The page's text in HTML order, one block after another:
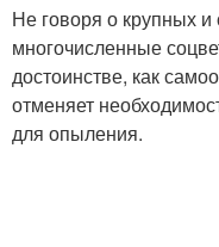
Не говоря о крупных
многочисленные
достоинстве, как
отменяет
для опыления.